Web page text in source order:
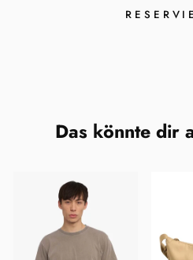
Das könnte dir